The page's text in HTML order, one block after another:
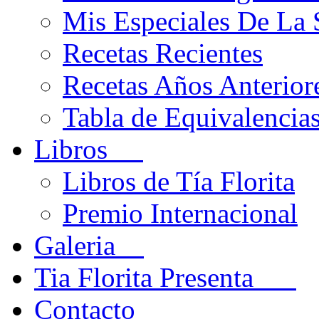
Mis Especiales De La
Recetas Recientes
Recetas Años
Tabla de
Libros
Libros de Tía Florita
Premio Internacional
Galeria
Tia Florita Presenta
Contacto